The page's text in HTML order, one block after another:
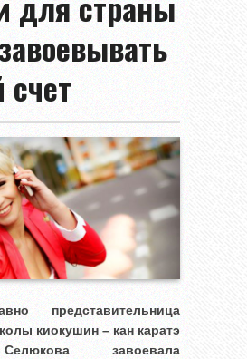
счет
представительница
киокушин – кан каратэ
завоевала